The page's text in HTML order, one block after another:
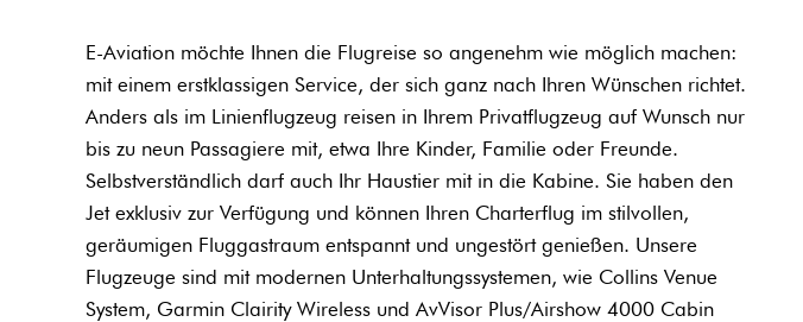
E-Aviation möchte Ihnen die Flugreise so angenehm wie möglich machen:
mit einem erstklassigen Service, der sich ganz nach Ihren Wünschen richtet.
Anders als im Linienflugzeug reisen in Ihrem Privatflugzeug auf Wunsch nur
bis zu neun Passagiere mit, etwa Ihre Kinder, Familie oder Freunde.
Selbstverständlich darf auch Ihr Haustier mit in die Kabine. Sie haben den
Jet exklusiv zur Verfügung und können Ihren Charterflug im stilvollen,
geräumigen Fluggastraum entspannt und ungestört genießen. Unsere
Flugzeuge sind mit modernen Unterhaltungssystemen, wie Collins Venue
System, Garmin Clairity Wireless und AvVisor Plus/Airshow 4000 Cabin